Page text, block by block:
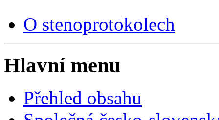
O stenoprotokolech
Hlavní menu
Přehled obsahu